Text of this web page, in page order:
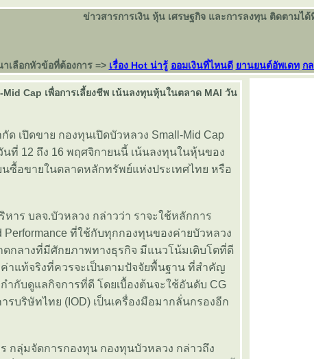
ข่าวสารการเงิน หุ้น เศรษฐกิจ และการลงทุน ติดตามได้
เลือกหัวข้อที่ต้องการ => เรื่อง Hot น่ารู้ ออมเงินที่ไหนดี านยนต์อัพเดท ก
Cap เพื่อการเลี้ยงชีพ เน้นลงทุนหุ้นในตลาด MAI วัน
เปิดขาย กองทุนเปิดบัวหลวง Small-Mid Cap
นที่ 12 ถึง 16 พฤศจิกายนนี้ เน้นลงทุนในหุ้นของ
ซื้อขายในตลาดหลักทรัพย์แห่งประเทศไทย หรือ
าร บลจ.บัวหลวง กล่าวว่า ราจะใช้หลักการ
Performance ที่ใช้กับทุกกองทุนของค่ายบัวหลวง
กลางที่มีศักยภาพทางธุรกิจ มีแนวโน้มเติบโตที่ดี
าแท้จริงที่ควรจะเป็นตามปัจจัยพื้นฐาน ที่สำคัญ
กับดูแลกิจการที่ดี โดยเบื้องต้นจะใช้อันดับ CG
บริษัทไทย (IOD) เป็นเครื่องมือมากลั่นกรองอีก
กลุ่มจัดการกองทุน กองทุนบัวหลวง กล่าวถึง